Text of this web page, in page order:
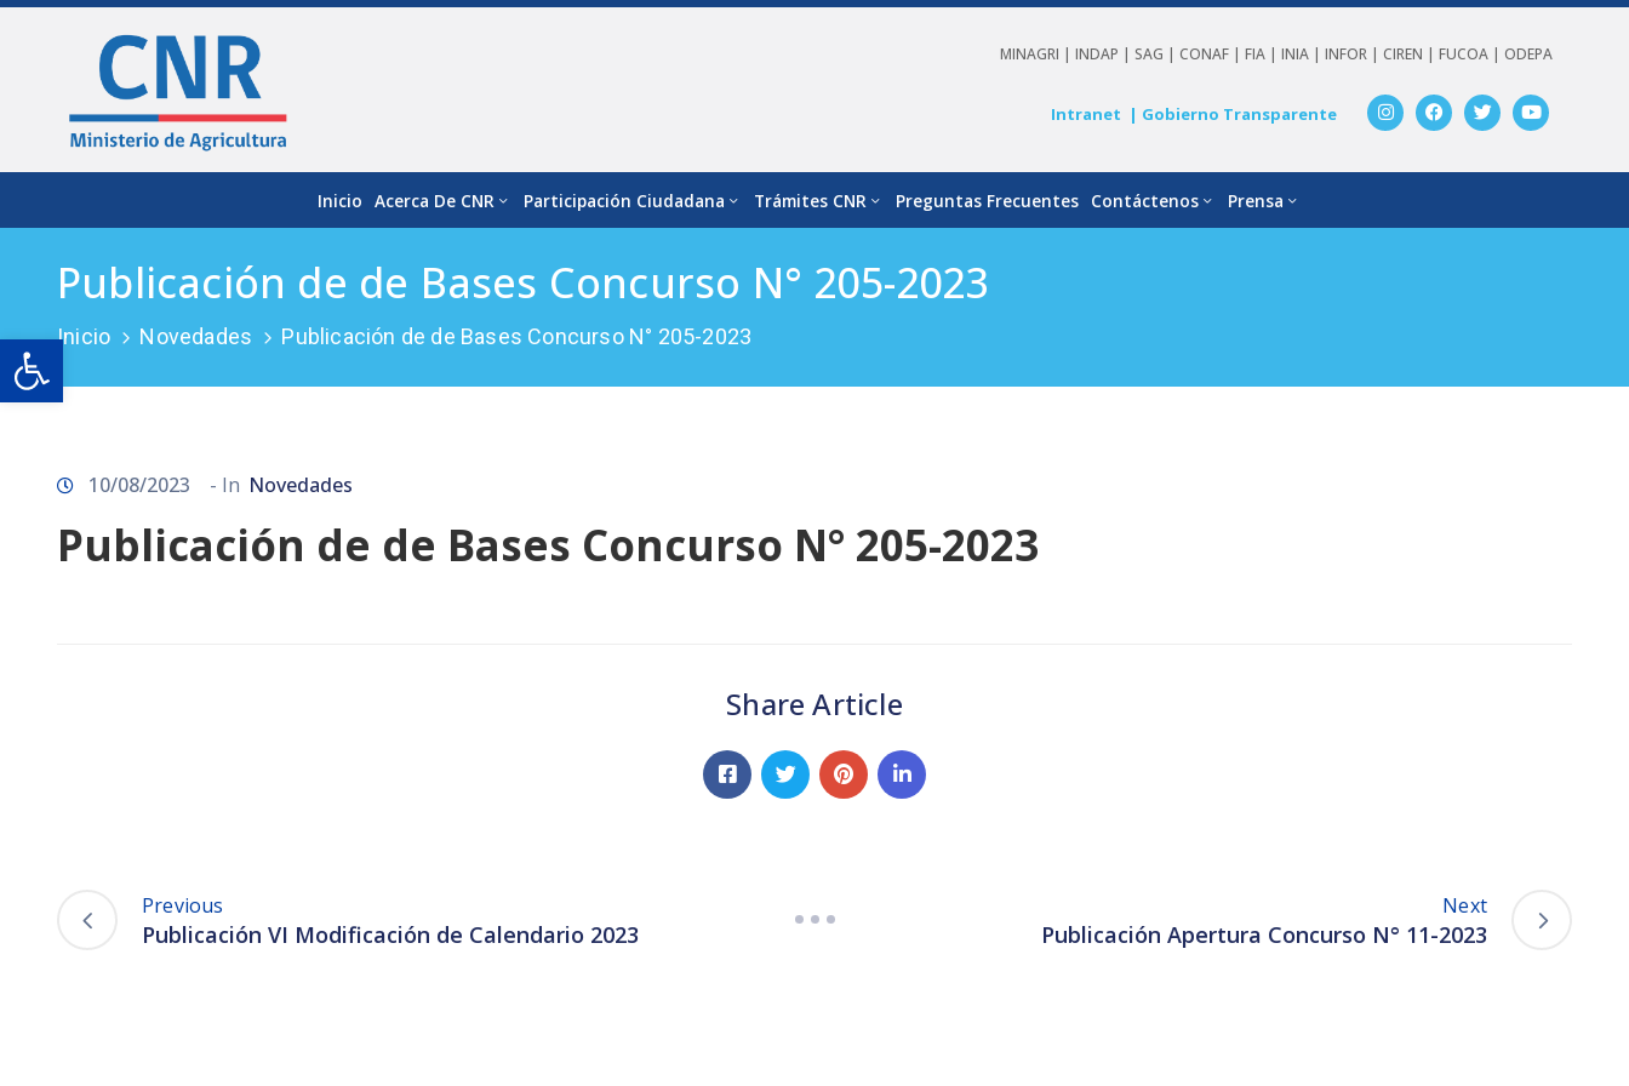
Open toolbar
MINAGRI |INDAP | SAG | CONAF |FIA |INIA |INFOR | CIREN |FUCOA | ODEPA
Intranet | Gobierno Transparente
Inicio Acerca De CNR Participación Ciudadana Trámites CNR Preguntas Frecuentes Contáctenos Prensa
Publicación de de Bases Concurso N° 205-2023
Inicio Novedades Publicación de de Bases Concurso N° 205-2023
10/08/2023 - In Novedades
Publicación de de Bases Concurso N° 205-2023
Share Article
Previous
Publicación VI Modificación de Calendario 2023
Next
Publicación Apertura Concurso N° 11-2023